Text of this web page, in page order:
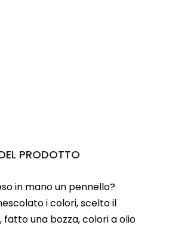
PRODOTTO
in mano un pennello?
i colori, scelto il
fatto una bozza, colori a olio